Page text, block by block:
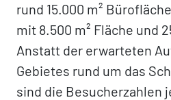
rund 15.000 m²
mit 8.500 m² Fläche und
Anstatt der erwarteten
Gebietes rund um das
sind die Besucherzahlen